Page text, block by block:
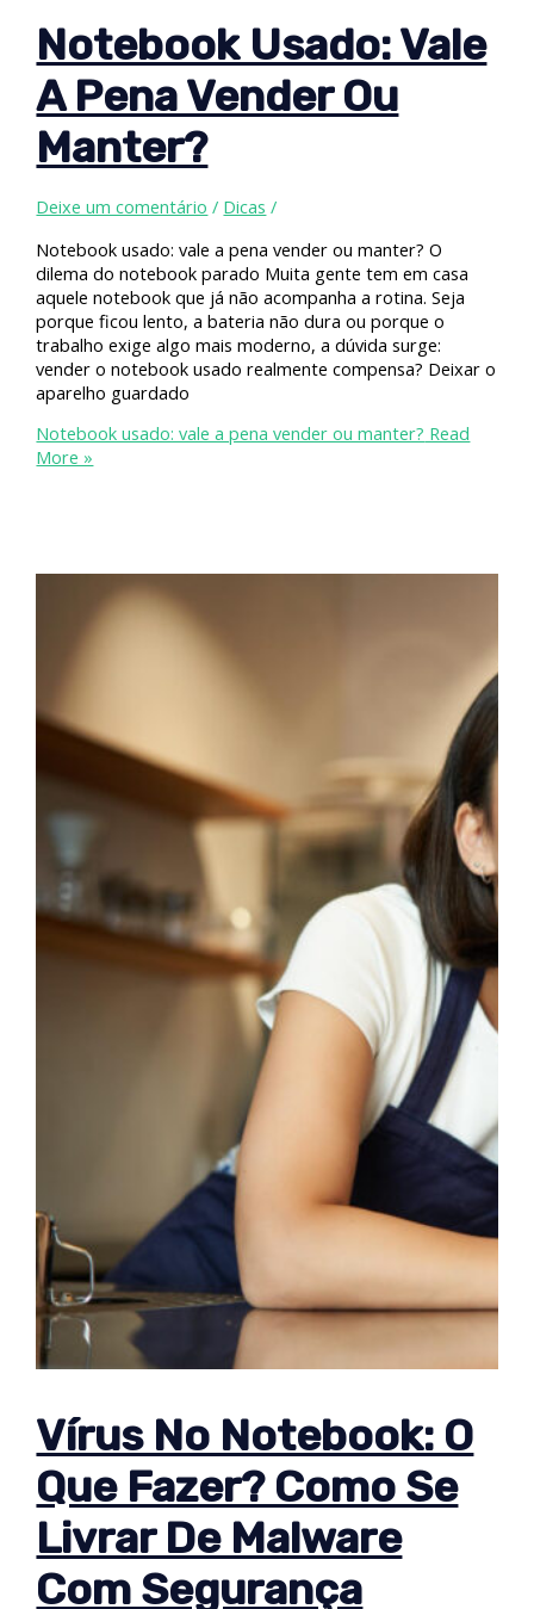
Notebook Usado: Vale
A Pena Vender Ou
Manter?
Deixe um comentário / Dicas /
Notebook usado: vale a pena vender ou manter? O
dilema do notebook parado Muita gente tem em casa
aquele notebook que já não acompanha a rotina. Seja
porque ficou lento, a bateria não dura ou porque o
trabalho exige algo mais moderno, a dúvida surge:
vender o notebook usado realmente compensa? Deixar o
aparelho guardado
Notebook usado: vale a pena vender ou manter? Read
More »
Vírus No Notebook: O
Que Fazer? Como Se
Livrar De Malware
Com Segurança